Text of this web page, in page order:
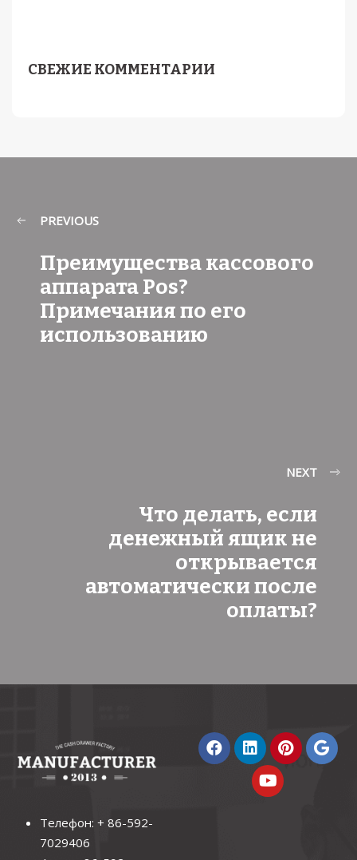
СВЕЖИЕ КОММЕНТАРИИ
PREVIOUS
Преимущества кассового
аппарата Pos?
Примечания по его
использованию
NEXT
Что делать, если
денежный ящик не
открывается
автоматически после
оплаты?
Телефон: + 86-592-
7029406